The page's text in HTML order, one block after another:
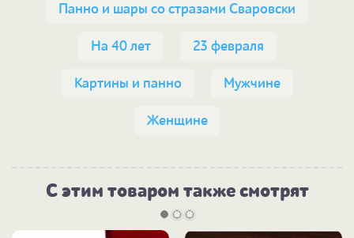
Панно и шары со стразами Сваровски
На 40 лет 23 февраля
Картины и панно Мужчине
Женщине
С этим товаром также смотрят